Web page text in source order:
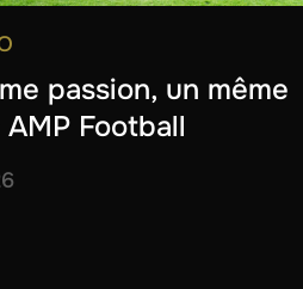
passion, un même
Football